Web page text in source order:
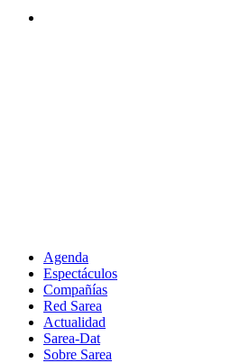
Agenda
Espectáculos
Compañías
Red Sarea
Actualidad
Sarea-Dat
Sobre Sarea